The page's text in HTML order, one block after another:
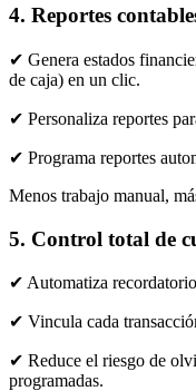
4. Reportes
​✔ Genera estados
de caja) en un clic.
​✔ Personaliza reportes
​✔ Programa reportes
Menos trabajo manual,
5. Control total de
​✔ Automatiza
​✔ Vincula cada
​✔ Reduce el riesgo de
programadas.